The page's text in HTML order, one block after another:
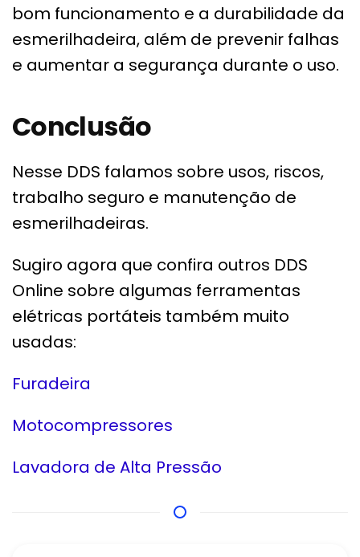
bom funcionamento e a durabilidade da
esmerilhadeira, além de prevenir falhas
e aumentar a segurança durante o uso.
Conclusão
Nesse DDS falamos sobre usos, riscos,
trabalho seguro e manutenção de
esmerilhadeiras.
Sugiro agora que confira outros DDS
Online sobre algumas ferramentas
elétricas portáteis também muito
usadas:
Furadeira
Motocompressores
Lavadora de Alta Pressão